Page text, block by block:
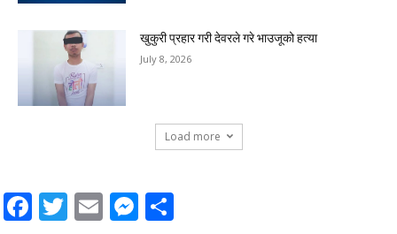
खुकुरी प्रहार गरी देवरले गरे भाउजूको हत्या
July 8, 2026
Load more
Facebook
Twitter
EmailMessenger